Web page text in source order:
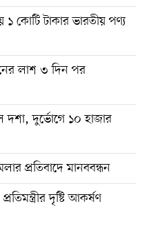
১ কোটি টাকার ভারতীয় পণ্য
লাশ ৩ দিন পর
দুর্ভোগে ১০ হাজার
প্রতিবাদে মানববন্ধন
দৃষ্টি আকর্ষণ